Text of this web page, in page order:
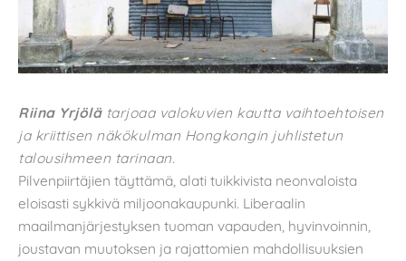
Riina Yrjölätarjoaa valokuvien kautta vaihtoehtoisen
ja kriittisen näkökulman Hongkongin juhlistetun
talousihmeen tarinaan.
Pilvenpiirtäjien täyttämä, alati tuikkivista neonvaloista
eloisasti sykkivä miljoonakaupunki. Liberaalin
maailmanjärjestyksen tuoman vapauden, hyvinvoinnin,
joustavan muutoksen ja rajattomien mahdollisuuksien